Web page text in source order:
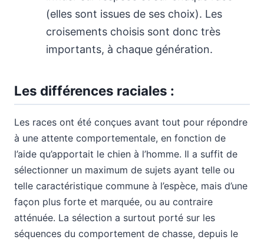
(elles sont issues de ses choix). Les
croisements choisis sont donc très
importants, à chaque génération.
Les différences raciales :
Les races ont été conçues avant tout pour répondre
à une attente comportementale, en fonction de
l’aide qu’apportait le chien à l’homme. Il a suffit de
sélectionner un maximum de sujets ayant telle ou
telle caractéristique commune à l’espèce, mais d’une
façon plus forte et marquée, ou au contraire
atténuée. La sélection a surtout porté sur les
séquences du comportement de chasse, depuis le